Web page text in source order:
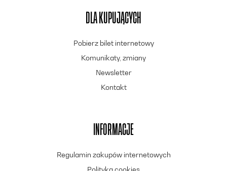
DLA KUPUJĄCYCH
Pobierz bilet internetowy
Komunikaty, zmiany
Newsletter
Kontakt
INFORMACJE
Regulamin zakupów internetowych
Polityka cookies